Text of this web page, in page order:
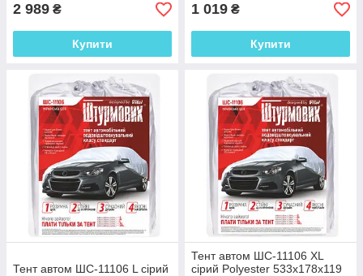
2 989 ₴
Купити
1 019 ₴
Купити
Тент автом ШC-11106 L сірий
Тент автом ШC-11106 XL
сірий Polyester 533х178х119